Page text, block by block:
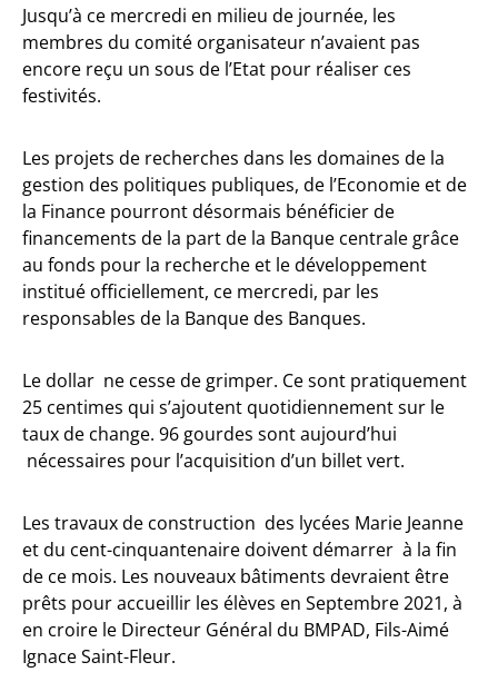
Jusqu’à ce mercredi en milieu de journée, les
membres du comité organisateur n’avaient pas
encore reçu un sous de l’Etat pour réaliser ces
festivités.
Les projets de recherches dans les domaines de la
gestion des politiques publiques, de l’Economie et de
la Finance pourront désormais bénéficier de
financements de la part de la Banque centrale grâce
au fonds pour la recherche et le développement
institué officiellement, ce mercredi, par les
responsables de la Banque des Banques.
Le dollar ne cesse de grimper. Ce sont pratiquement
25 centimes qui s’ajoutent quotidiennement sur le
taux de change. 96 gourdes sont aujourd’hui
nécessaires pour l’acquisition d’un billet vert.
Les travaux de construction des lycées Marie Jeanne
et du cent-cinquantenaire doivent démarrer à la fin
de ce mois. Les nouveaux bâtiments devraient être
prêts pour accueillir les élèves en Septembre 2021, à
en croire le Directeur Général du BMPAD, Fils-Aimé
Ignace Saint-Fleur.